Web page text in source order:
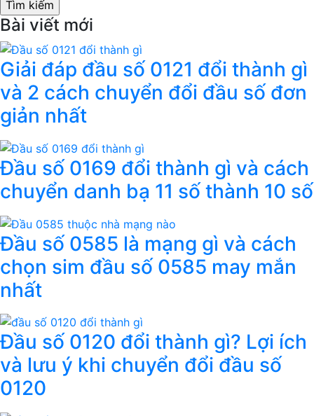
Bài viết mới
Giải đáp đầu số 0121 đổi thành gì
và 2 cách chuyển đổi đầu số đơn
giản nhất
Đầu số 0169 đổi thành gì và cách
chuyển danh bạ 11 số thành 10 số
Đầu số 0585 là mạng gì và cách
chọn sim đầu số 0585 may mắn
nhất
Đầu số 0120 đổi thành gì? Lợi ích
và lưu ý khi chuyển đổi đầu số
0120